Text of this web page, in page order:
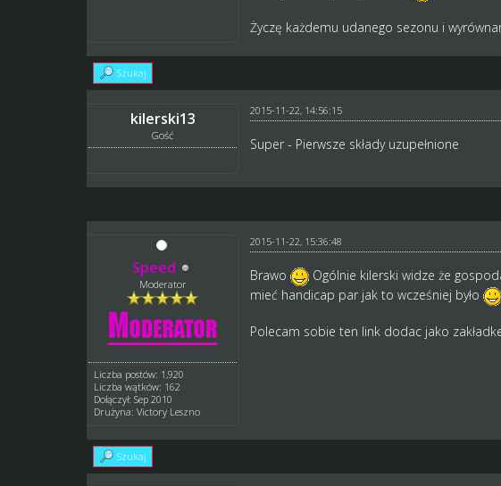
Życzę każdemu udanego sezonu i
Szukaj
kilerski13
Gość
2015-11-22, 14:56:15
Super - Pierwsze składy uzupełnione
Speed
Moderator
Liczba postów: 1,920
Liczba wątków: 162
Dołączył: Sep 2010
Drużyna: Victory Leszno
2015-11-22, 15:36:48
Brawo
Ogólnie kilerski widze że
mieć handicap par jak to wcześniej było
Polecam sobie ten link dodac jako
Szukaj